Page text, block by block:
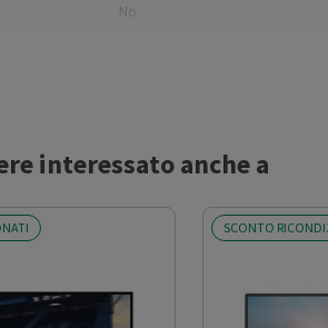
No
interessato anche a
SCONTO